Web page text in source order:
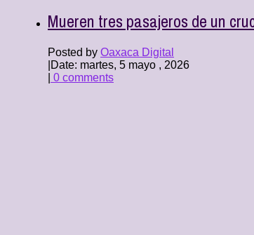
Mueren tres pasajeros de un
Posted by Oaxaca Digital
Date: martes, 5 mayo , 2026
0 comments